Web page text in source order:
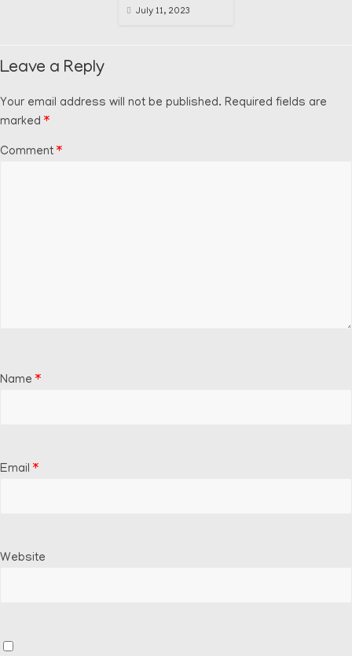
July 11, 2023
Leave a Reply
Your email address will not be published. Required fields are
marked *
Comment *
Name *
Email *
Website